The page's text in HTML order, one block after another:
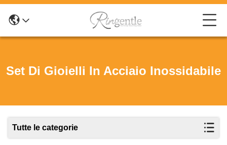
Set Di Gioielli In Acciaio Inossidabile
Tutte le categorie